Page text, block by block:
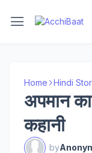
Home Hindi
अपमान
कहानी
by